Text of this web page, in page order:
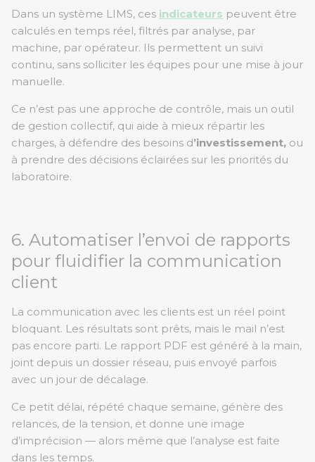
Dans un système LIMS, ces indicateurs peuvent être
calculés en temps réel, filtrés par analyse, par
machine, par opérateur. Ils permettent un suivi
continu, sans solliciter les équipes pour une mise à jour
manuelle.
Ce n’est pas une approche de contrôle, mais un outil
de gestion collectif, qui aide à mieux répartir les
charges, à défendre des besoins d’investissement, ou
à prendre des décisions éclairées sur les priorités du
laboratoire.
6. Automatiser l’envoi de rapports
pour fluidifier la communication
client
La communication avec les clients est un réel point
bloquant. Les résultats sont prêts, mais le mail n’est
pas encore parti. Le rapport PDF est généré à la main,
joint depuis un dossier réseau, puis envoyé parfois
avec un jour de décalage.
Ce petit délai, répété chaque semaine, génère des
relances, de la tension, et donne une image
d’imprécision — alors même que l’analyse est faite
dans les temps.